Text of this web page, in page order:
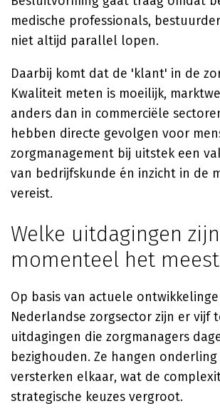
medische professionals,
niet altijd parallel lopen.
Daarbij komt dat de 'klant' in de
Kwaliteit meten is moeilijk,
anders dan in commerciële
hebben directe gevolgen voor
zorgmanagement bij uitstek een
van bedrijfskunde én inzicht in de
vereist.
Welke uitdagingen zijn
momenteel het
Op basis van actuele
Nederlandse zorgsector zijn er vijf
uitdagingen die zorgmanagers
bezighouden. Ze hangen onderling
versterken elkaar, wat de
strategische keuzes vergroot.